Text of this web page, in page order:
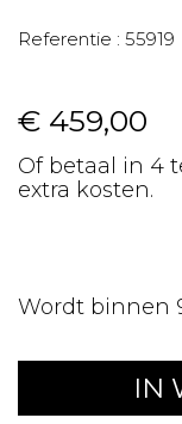
Referentie : 55919
€ 459,00
Of betaal in 4
extra kosten.
Wordt binnen
IN